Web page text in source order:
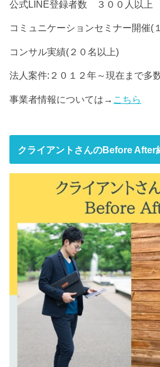
公式LINE登録者数 ３００人以上
コミュニケーションセミナー開催(
コンサル実績(２０名以上)
法人案件:２０１２年～現在まで多
事業者情報については→ こちら
クライアントさんのBefore After